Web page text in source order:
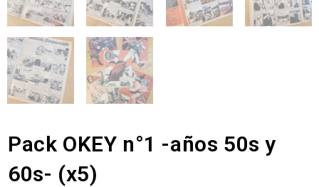
Pack OKEY n°1 -años 50s y
60s- (x5)